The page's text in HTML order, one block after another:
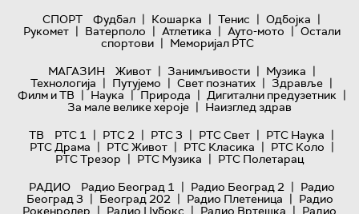
СПОРТ
Фудбал | Кошарка | Тенис | Одбојка |
Рукомет | Ватерполо | Атлетика | Ауто-мото | Остали
спортови | Меморијал РТС
МАГАЗИН
Живот | Занимљивости | Музика |
Технологијa | Путујемо | Свет познатих | Здравље |
Филм и ТВ | Наука | Природа | Дигитални предузетник |
За мале велике хероје | Наизглед здрав
ТВ
РТС 1 | РТС 2 | РТС 3 | РТС Свет | РТС Наука |
РТС Драма | РТС Живот | РТС Класика | РТС Коло |
РТС Трезор | РТС Музика | РТС Полетарац
РАДИО
Радио Београд 1 | Радио Београд 2 | Радио
Београд 3 | Београд 202 | Радио Плетеница | Радио
Рокенролер | Радио Џубокс | Радио Вртешка | Радио